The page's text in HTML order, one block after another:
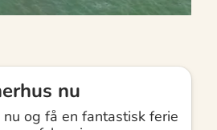
nu
og få en fantastisk ferie